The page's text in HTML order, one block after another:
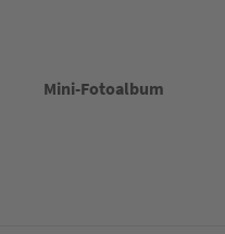
Mini-Fotoalbum